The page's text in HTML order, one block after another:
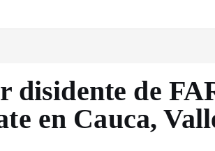
disidente de
en Cauca,